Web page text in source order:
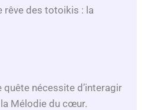
rêve des totoikis : la
quête nécessite d’interagir
Mélodie du cœur.